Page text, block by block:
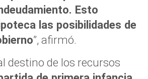
Esto
las posibilidades de
”, afirmó.
destino de los recursos